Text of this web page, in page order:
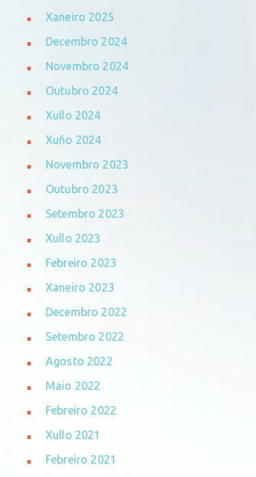
Xaneiro 2025
Decembro 2024
Novembro 2024
Outubro 2024
Xullo 2024
Xuño 2024
Novembro 2023
Outubro 2023
Setembro 2023
Xullo 2023
Febreiro 2023
Xaneiro 2023
Decembro 2022
Setembro 2022
Agosto 2022
Maio 2022
Febreiro 2022
Xullo 2021
Febreiro 2021